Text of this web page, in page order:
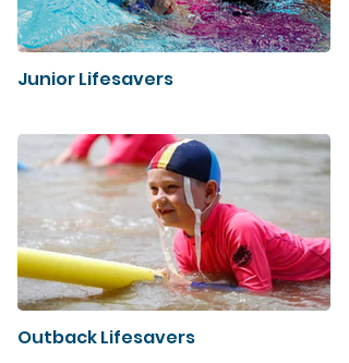
Junior Lifesavers
Outback Lifesavers